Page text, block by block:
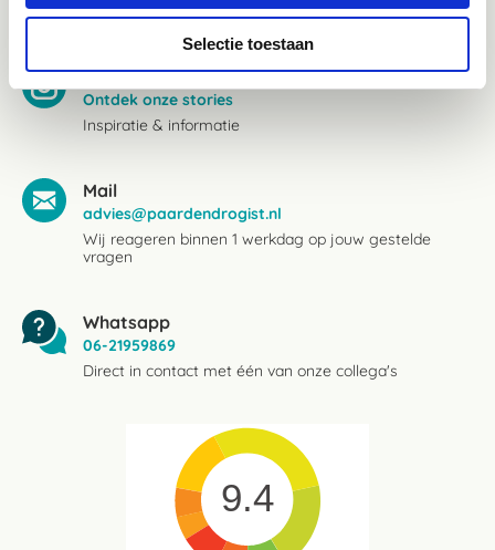
Selectie toestaan
Inspiratie, informatie en bereikbaar voor vragen
Instagram
Ontdek onze stories
Inspiratie & informatie
Mail
advies@paardendrogist.nl
Wij reageren binnen 1 werkdag op jouw gestelde
vragen
Whatsapp
06-21959869
Direct in contact met één van onze collega's
9.4